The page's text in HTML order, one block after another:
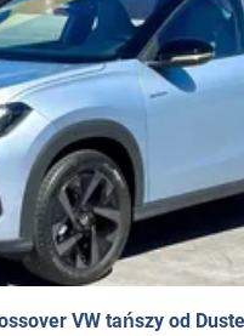
VW tańszy od